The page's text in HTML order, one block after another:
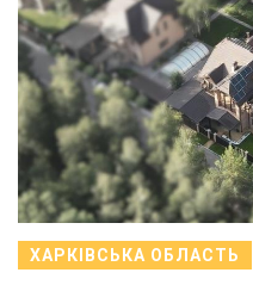
ХАРКІВСЬКА ОБЛАСТЬ